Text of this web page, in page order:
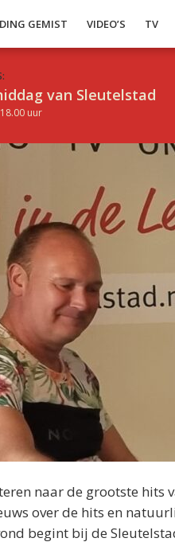
GEMIST VIDEO’S TV
van Sleutelstad
uur
naar de grootste hits
over de hits en
begint bij de